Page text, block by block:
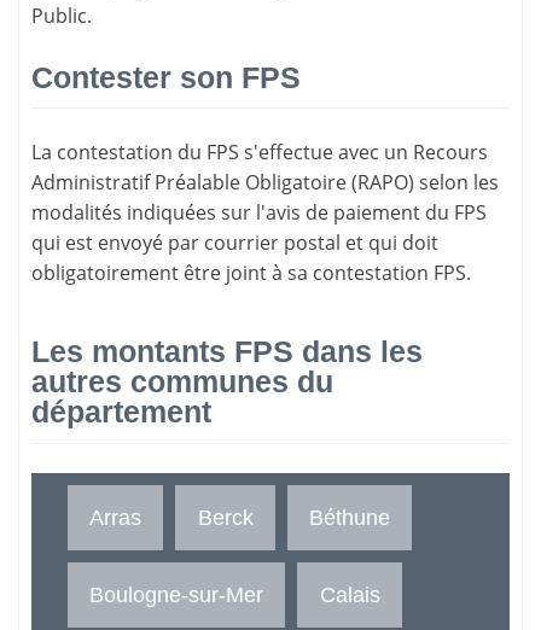
Public.
Contester son FPS
La contestation du FPS s'effectue avec un Recours
Administratif Préalable Obligatoire (RAPO) selon les
modalités indiquées sur l'avis de paiement du FPS
qui est envoyé par courrier postal et qui doit
obligatoirement être joint à sa contestation FPS.
Les montants FPS dans les
autres communes du
département
Arras Berck Béthune
Boulogne-sur-Mer Calais